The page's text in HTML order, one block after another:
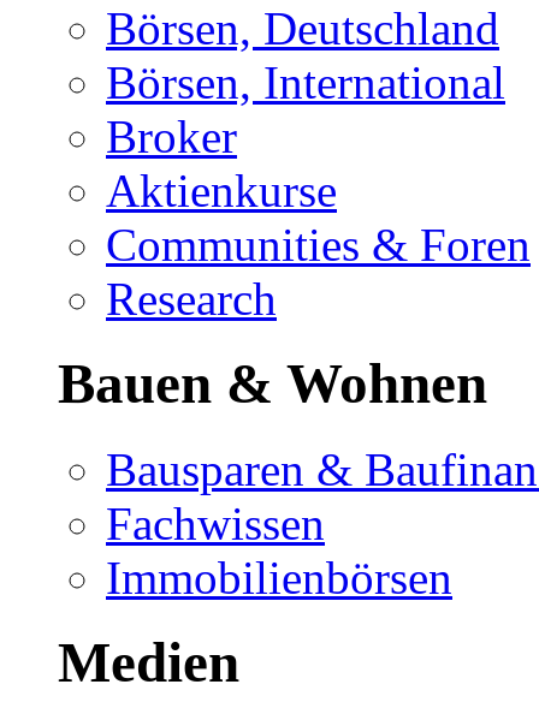
Börsen, Deutschland
Börsen, International
Broker
Aktienkurse
Communities & Foren
Research
Bauen & Wohnen
Bausparen &
Fachwissen
Immobilienbörsen
Medien